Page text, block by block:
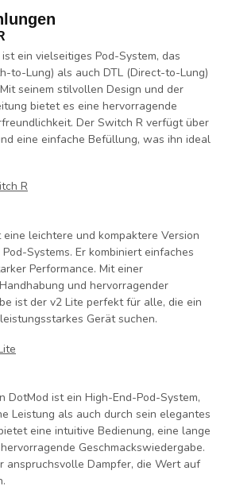
ein vielseitiges Pod-System, das
to-Lung) als auch DTL (Direct-to-Lung)
seinem stilvollen Design und der
bietet es eine hervorragende
Der Switch R verfügt über
eine einfache Befüllung, was ihn ideal
R
leichtere und kompaktere Version
Systems. Er kombiniert einfaches
Performance. Mit einer
und hervorragender
ist der v2 Lite perfekt für alle, die ein
Gerät suchen.
DotMod ist ein High-End-Pod-System,
Leistung als auch durch sein elegantes
eine intuitive Bedienung, eine lange
Geschmackswiedergabe.
anspruchsvolle Dampfer, die Wert auf